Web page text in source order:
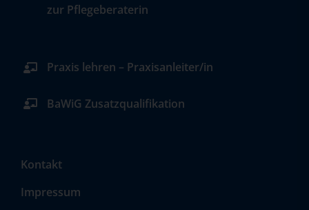
zur Pflegeberaterin
Praxis lehren – Praxisanleiter/in
BaWiG Zusatzqualifikation
Kontakt
Impressum